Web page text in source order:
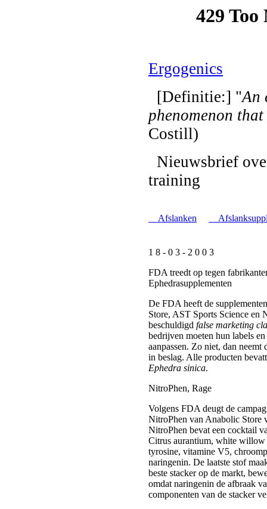
Ergogenics
[Definitie:] "An
phenomenon
Costill)
Nieuwsbrief
training
Afslanken
1 8 - 0 3 - 2 0 0 3
FDA treedt op tegen
Ephedrasupplementen
De FDA heeft de
Store, AST Sports Science en
beschuldigd false marketing
bedrijven moeten hun labels
aanpassen. Zo niet, dan
in beslag. Alle producten
Ephedra sinica.
NitroPhen, Rage
Volgens FDA deugt de
NitroPhen van Anabolic Store
NitroPhen bevat een cocktail
Citrus aurantium, white
tyrosine, vitamine V5,
naringenin. De laatste stof
beste stacker op de markt,
omdat naringenin de afbraak
componenten van de stacker